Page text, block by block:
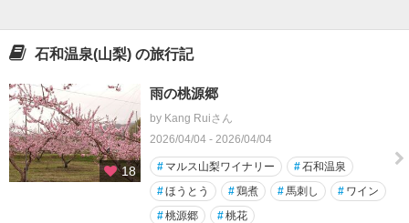
石和温泉(山梨) の旅行記
18
雨の桃源郷
by Kang Ruiさん
2026/04/04 - 2026/04/04
# マルス山梨ワイナリー #石和温泉
#ほうとう #鶏煮 # 馬刺し # ワイン
#桃源郷 #桃花